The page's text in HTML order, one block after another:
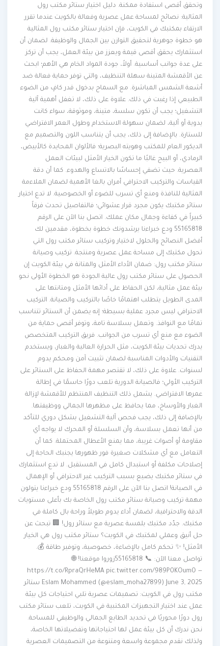
وتحقق أقصى استفادة ممكنة. دليل اختيار ستائر مكتب رول
المثالية: نصائح لمساحة عمل عصرية وفعالة بالكويت عندما تقرر
الارتقاء بمكتبك في الكويت، فإن اختيار ستائر مكتب رول المثالية
هو خطوة جوهرية لتحقيق التوازن بين الجمال والوظيفة. لضمان أن
استثمارك يحقق أقصى قيمة ويعزز من بيئة العمل، يجب أن تركز
على عدة جوانب أساسية. أولاً، جودة المواد الخام هي الأهم؛ ابحث
عن الأقمشة المتينة سهلة التنظيف، والتي توفر حماية فعالة ضد
أشعة الشمس المباشرة. مع السماح بدخول قدر كافٍ من الضوء
الطبيعي إذا رغبت في ذلك. علاوة على ذلك، لا تغفل أهمية آلية
التشغيل؛ يجب أن تكون سلسة، متينة، وموثوقة، سواء كانت
يدوية أو آلية، لضمان سهولة الاستخدام وطول العمر الافتراضي
للستارة. بالإضافة إلى ذلك، يجب أن يتناسب اللون والتصميم مع
الديكور العام للمكتب وهويته البصرية؛ فالألوان المحايدة كالأبيض،
الرمادي، أو البيج غالبًا ما تكون الخيار الأمثل لبيئات العمل
العصرية. حيث تضفي إحساسًا بالاتساع والهدوء. كما أن دقة
القياسات والتركيب الاحترافي أمران بالغا الأهمية لضمان الملاءمة
المثالية للنافذة ومنع أي تسرب للضوء أو الخصوصية. لا تدع اختيار
ستائر مكتبك يكون مجرد قرار عشوائي؛ فالتفاصيل تحدث فرقاً
كبيراً في كفاءة وجمال مكان عملك. اتصل بنا الآن على الرقم
55165818 ودع خبراءنا يرشدونك خطوة بخطوة، مقدمين لك
أفضل النصائح والحلول لاختيار وتركيب ستائر مكتب رول التي
تحول مكتبك إلى مساحة عمل عصرية ومنتجة. تركيب وصيانة
ستائر مكتب رول: ضمان الأداء الأمثل والمتانة في بيئة الكويت إن
الحصول على ستائر مكتب رول عالية الجودة هو الخطوة الأولى نحو
بيئة عمل مثالية، لكن الحفاظ على أدائها الأمثل ومتانتها على
المدى الطويل يتطلب اهتمامًا خاصًا بالتركيب والصيانة. التركيب
الاحترافي ليس مجرد عملية بسيطة؛ إنه يضمن أن الستائر تتناسب
تمامًا مع النوافذ. وتعمل بسلاسة تامة، وتوفر أقصى حماية من
الضوء مع منع أي تسرب من الجوانب. فريق التركيب المتخصص
يدرك تحديات بيئة الكويت، مثل الحرارة العالية والغبار، ويستخدم
التقنيات والأدوات المناسبة لضمان تثبيت آمن ومحكم يدوم
لسنوات. علاوة على ذلك، لا تقتصر مهمة الحفاظ على الستائر على
التركيب الأولي؛ فالصيانة الدورية تلعب دورًا حاسمًا في إطالة
عمرها الافتراضي. يشمل ذلك التنظيف المنتظم للأقمشة لإزالة
الغبار والأوساخ، مما يحافظ على مظهرها الجمالي ووظيفتها.
بالإضافة إلى ذلك، يجب فحص آلية التشغيل بشكل دوري للتأكد
من أنها تعمل بسلاسة، وأن السلسلة أو المحرك لا يواجه أي
مقاومة أو أصوات غريبة، مما يمنع الأعطال المحتملة. كما أن
التعامل مع أي مشكلات صغيرة فور ظهورها يجنبك الحاجة إلى
إصلاحات مكلفة أو استبدال كامل في المستقبل. لا تدع استثمارك
في ستائر مكتبك يضيع بسبب التركيب غير الاحترافي أو الإهمال
في الصيانة! اتصل بنا الآن على الرقم 55165818 ودع خبراءنا يتولون
مهمة تركيب وصيانة ستائر مكتب رول الخاصة بك بأعلى مستويات
الدقة والاحترافية، لضمان أداء يدوم طويلاً وراحة بال كاملة في
مكتبك. جدّد مكتبك بلمسة عصرية مع ستائر رول! 🏢 تبحث عن
حل أنيق وعملي لمكتبك في الكويت؟ ستائر مكتب رول هي الخيار
الأمثل! ✨ تحكم كامل بالإضاءة، خصوصية، وتوفير طاقة 💰.
تواصل معنا الآن: 📞 55165818زوروا موقعنا! 🌐
https://t.co/RpraQrHeMA pic.twitter.com/989P0KOum0 —
Eslam Mohammed (@eslam_moha27899) June 3, 2025 ستائر
مكتب رول في الكويت: تصميمات عصرية تلبي احتياجات كل بيئة
عمل عند اختيار التجهيزات المكتبية في الكويت، تلعب ستائر مكتب
رول دورًا محوريًا في تحديد الطابع الجمالي والوظيفي للمساحة.
نحن ندرك أن كل بيئة عمل لها احتياجاتها وتفضيلاتها الخاصة،
ولذلك نقدم مجموعة واسعة ومتنوعة من التصميمات العصرية